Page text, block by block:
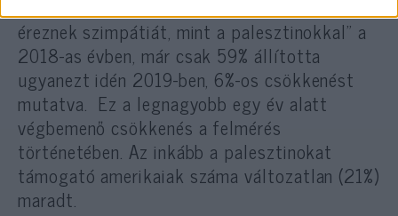
éreznek szimpátiát, mint a palesztinokkal” a
2018-as évben, már csak 59% állította
ugyanezt idén 2019-ben, 6%-os csökkenést
mutatva. Ez a legnagyobb egy év alatt
végbemenő csökkenés a felmérés
történetében. Az inkább a palesztinokat
támogató amerikaiak száma változatlan (21%)
maradt.